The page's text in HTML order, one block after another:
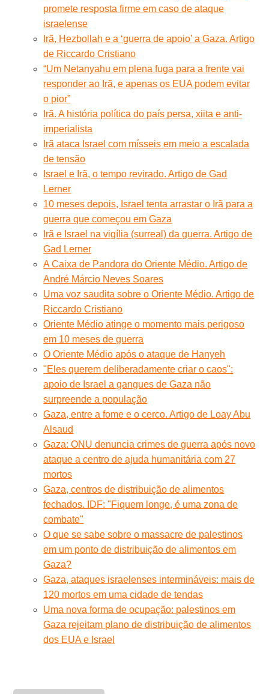
promete resposta firme em caso de ataque
israelense
Irã, Hezbollah e a ‘guerra de apoio’ a Gaza. Artigo
de Riccardo Cristiano
“Um Netanyahu em plena fuga para a frente vai
responder ao Irã, e apenas os EUA podem evitar
o pior”
Irã. A história política do país persa, xiita e anti-
imperialista
Irã ataca Israel com mísseis em meio a escalada
de tensão
Israel e Irã, o tempo revirado. Artigo de Gad
Lerner
10 meses depois, Israel tenta arrastar o Irã para a
guerra que começou em Gaza
Irã e Israel na vigília (surreal) da guerra. Artigo de
Gad Lerner
A Caixa de Pandora do Oriente Médio. Artigo de
André Márcio Neves Soares
Uma voz saudita sobre o Oriente Médio. Artigo de
Riccardo Cristiano
Oriente Médio atinge o momento mais perigoso
em 10 meses de guerra
O Oriente Médio após o ataque de Hanyeh
"Eles querem deliberadamente criar o caos":
apoio de Israel a gangues de Gaza não
surpreende a população
Gaza, entre a fome e o cerco. Artigo de Loay Abu
Alsaud
Gaza: ONU denuncia crimes de guerra após novo
ataque a centro de ajuda humanitária com 27
mortos
Gaza, centros de distribuição de alimentos
fechados. IDF: "Fiquem longe, é uma zona de
combate"
O que se sabe sobre o massacre de palestinos
em um ponto de distribuição de alimentos em
Gaza?
Gaza, ataques israelenses intermináveis: mais de
120 mortos em uma cidade de tendas
Uma nova forma de ocupação: palestinos em
Gaza rejeitam plano de distribuição de alimentos
dos EUA e Israel